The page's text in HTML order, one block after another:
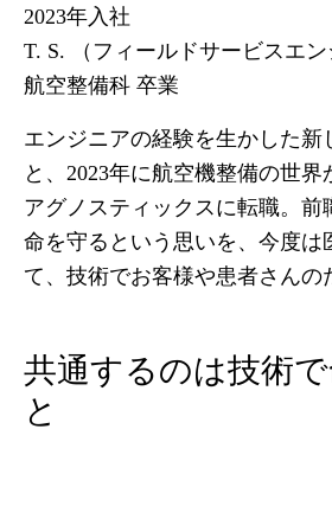
2023年入社
T. S. （ フィールドサービスエン
航空整備科 卒業
エンジニアの経験を生かした新
と、2023年に航空機整備の世界
アグノスティックスに転職。前
命を守るという思いを、今度は
て、技術でお客様や患者さんの
共通するのは技術
と